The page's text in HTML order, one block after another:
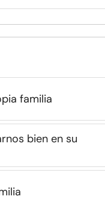
familia
bien en su